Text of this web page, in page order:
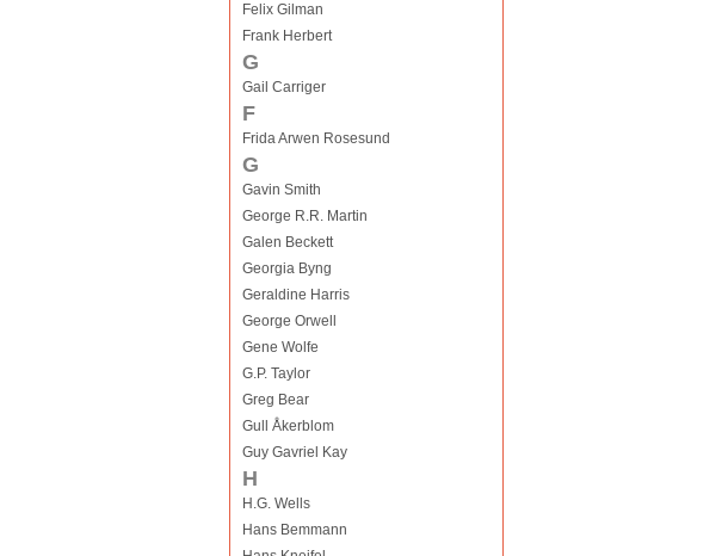
Felix Gilman
Frank Herbert
G
Gail Carriger
F
Frida Arwen Rosesund
G
Gavin Smith
George R.R. Martin
Galen Beckett
Georgia Byng
Geraldine Harris
George Orwell
Gene Wolfe
G.P. Taylor
Greg Bear
Gull Åkerblom
Guy Gavriel Kay
H
H.G. Wells
Hans Bemmann